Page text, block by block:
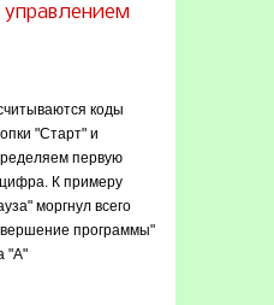
коды
"Старт" и
первую
К примеру
моргнул всего
программы"
"А"